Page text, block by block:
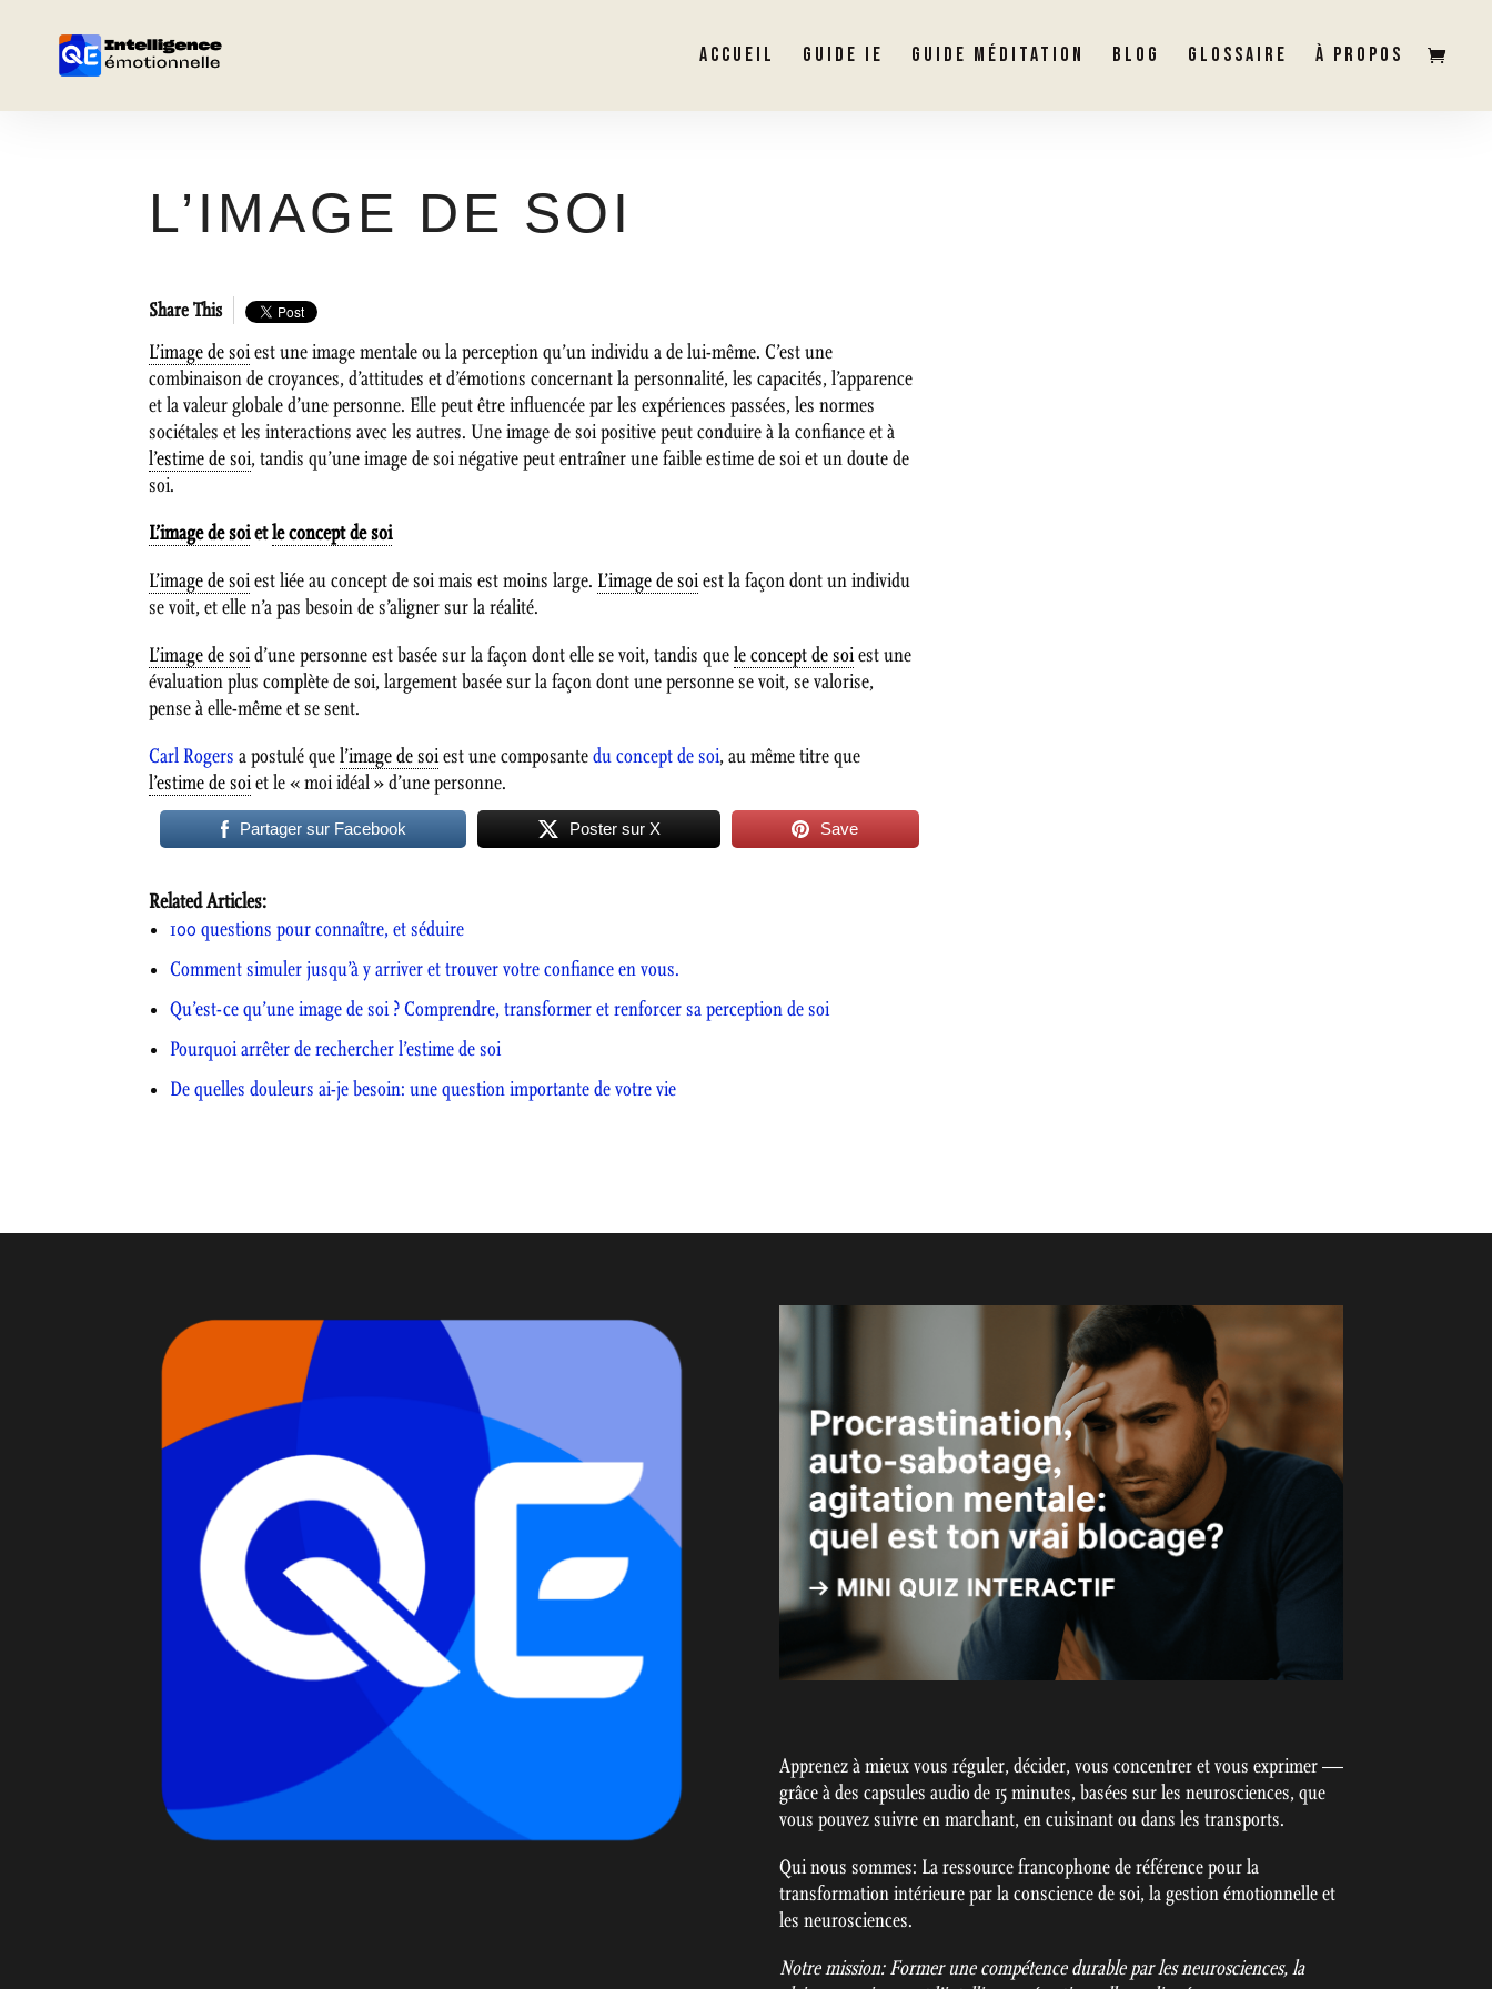
ACCUEIL GUIDE IE GUIDE MÉDITATION BLOG GLOSSAIRE À PROPOS
L’IMAGE DE SOI
Share This
L’image de soiest une image mentale ou la perception qu’un individu a de lui-même. C’est une
combinaison de croyances, d’attitudes et d’émotions concernant la personnalité, les capacités, l’apparence
et la valeur globale d’une personne. Elle peut être influencée par les expériences passées, les normes
sociétales et les interactions avec les autres. Une image de soi positive peut conduire à la confiance et à
l’estime de soi, tandis qu’une image de soi négative peut entraîner une faible estime de soi et un doute de
soi.
L’image de soietle concept de soi
L’image de soiest liée au concept de soi mais est moins large. L’image de soiest la façon dont un individu
se voit, et elle n’a pas besoin de s’aligner sur la réalité.
L’image de soid’une personne est basée sur la façon dont elle se voit, tandis quele concept de soiest une
évaluation plus complète de soi, largement basée sur la façon dont une personne se voit, se valorise,
pense à elle-même et se sent.
Carl Rogers a postulé quel’image de soiest une composantedu concept de soi, au même titre que
l’estime de soiet le « moi idéal » d’une personne.
Partager sur Facebook Poster sur X Save
Related Articles:
100 questions pour connaître, et séduire
Comment simuler jusqu’à y arriver et trouver votre confiance en vous.
Qu’est-ce qu’une image de soi ? Comprendre, transformer et renforcer sa perception de soi
Pourquoi arrêter de rechercher l’estime de soi
De quelles douleurs ai-je besoin: une question importante de votre vie
Apprenez à mieux vous réguler, décider, vous concentrer et vous exprimer —
grâce à des capsules audio de 15 minutes, basées sur les neurosciences, que
vous pouvez suivre en marchant, en cuisinant ou dans les transports.
Qui nous sommes: La ressource francophone de référence pour la
transformation intérieure par la conscience de soi, la gestion émotionnelle et
les neurosciences.
Notre mission: Former une compétence durable par les neurosciences, la